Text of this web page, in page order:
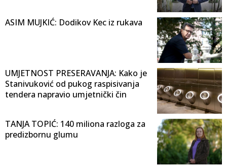
ASIM MUJKIĆ: Dodikov Kec iz rukava
UMJETNOST PRESERAVANJA: Kako je
Stanivuković od pukog raspisivanja
tendera napravio umjetnički čin
TANJA TOPIĆ: 140 miliona razloga za
predizbornu glumu